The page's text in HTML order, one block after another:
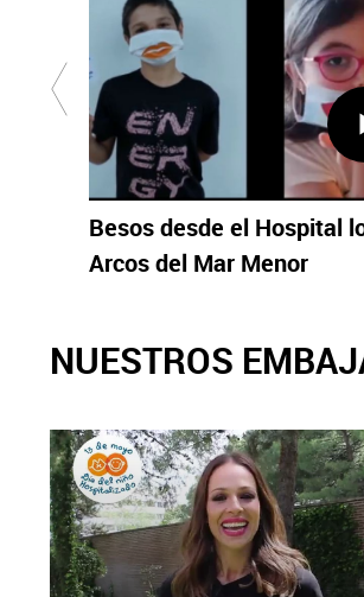
Besos desde el Hospital
Arcos del Mar Menor
NUESTROS
X Facebook